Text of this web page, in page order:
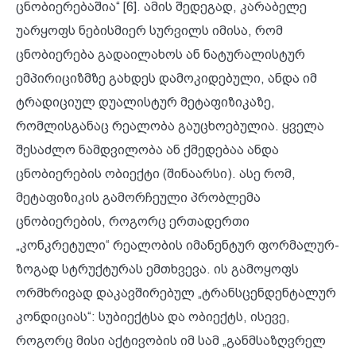
ცნობიერებაშია“ [6]. ამის შედეგად, კარაბელე
უარყოფს ნებისმიერ სურვილს იმისა, რომ
ცნობიერება გადაილახოს ან ნატურალისტურ
ემპირიციზმზე გახდეს დამოკიდებული, ანდა იმ
ტრადიციულ დუალისტურ მეტაფიზიკაზე,
რომლისგანაც რეალობა გაუცხოებულია. ყველა
შესაძლო ნამდვილობა ან ქმედებაა ანდა
ცნობიერების ობიექტი (შინაარსი). ასე რომ,
მეტაფიზიკის გამორჩეული პრობლემა
ცნობიერების, როგორც ერთადერთი
„კონკრეტული“ რეალობის იმანენტურ ფორმალურ-
ზოგად სტრუქტურას ემთხვევა. ის გამოყოფს
ორმხრივად დაკავშირებულ „ტრანსცენდენტალურ
კონდიციას“: სუბიექტსა და ობიექტს, ისევე,
როგორც მისი აქტივობის იმ სამ „განმსაზღვრელ